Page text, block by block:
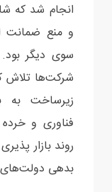
انجام شد که
و منع ضمانت
سوی دیگر
شرکت‌ها تلاش
زیرساخت به
فناوری و
روند بازار
بدهی